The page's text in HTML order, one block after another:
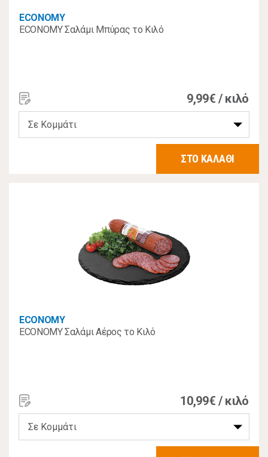
ECONOMY
ECONOMY Σαλάμι Μπύρας το Κιλό
9,99€ / κιλό
ΣΤΟ ΚΑΛΑΘΙ
ECONOMY
ECONOMY Σαλάμι Αέρος το Κιλό
10,99€ / κιλό